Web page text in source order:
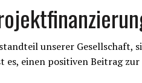
unserer Gesellschaft,
einen positiven Beitrag